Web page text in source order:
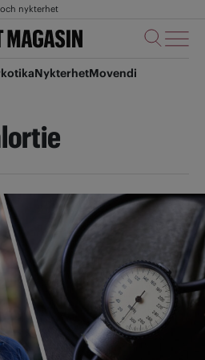
nykterhet
NykterhetMovendi